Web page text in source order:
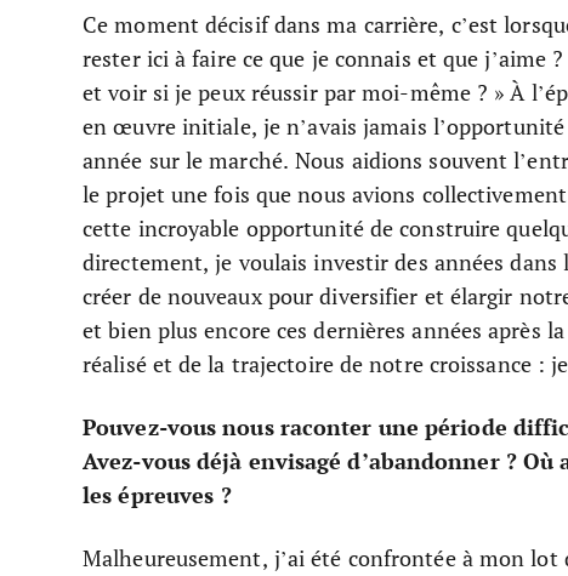
Ce moment décisif dans ma carrière, c’est
rester ici à faire ce que je connais et que j’aime
et voir si je peux réussir par moi-même ? » À
en œuvre initiale, je n’avais jamais
année sur le marché. Nous aidions souvent
le projet une fois que nous avions
cette incroyable opportunité de construire
directement, je voulais investir des années
créer de nouveaux pour diversifier et élargir
et bien plus encore ces dernières années après
réalisé et de la trajectoire de notre croissance :
Pouvez-vous nous raconter une période
Avez-vous déjà envisagé d’abandonner ?
les épreuves ?
Malheureusement, j’ai été confrontée à mon